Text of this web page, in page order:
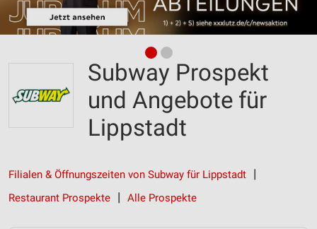
Subway Prospekt
und Angebote für
Lippstadt
Filialen & Öffnungszeiten von Subway für Lippstadt
Restaurant Prospekte
Alle Prospekte